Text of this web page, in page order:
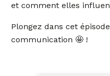
et comment elles
Plongez dans cet
communication 🤩 !